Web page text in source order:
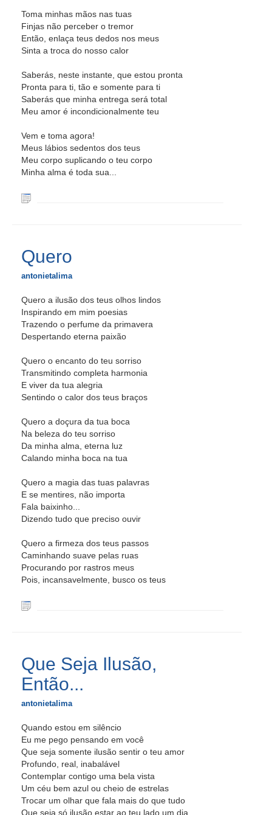
Toma minhas mãos nas tuas
Finjas não perceber o tremor
Então, enlaça teus dedos nos meus
Sinta a troca do nosso calor
Saberás, neste instante, que estou pronta
Pronta para ti, tão e somente para ti
Saberás que minha entrega será total
Meu amor é incondicionalmente teu
Vem e toma agora!
Meus lábios sedentos dos teus
Meu corpo suplicando o teu corpo
Minha alma é toda sua...
Quero
antonietalima
Quero a ilusão dos teus olhos lindos
Inspirando em mim poesias
Trazendo o perfume da primavera
Despertando eterna paixão
Quero o encanto do teu sorriso
Transmitindo completa harmonia
E viver da tua alegria
Sentindo o calor dos teus braços
Quero a doçura da tua boca
Na beleza do teu sorriso
Da minha alma, eterna luz
Calando minha boca na tua
Quero a magia das tuas palavras
E se mentires, não importa
Fala baixinho...
Dizendo tudo que preciso ouvir
Quero a firmeza dos teus passos
Caminhando suave pelas ruas
Procurando por rastros meus
Pois, incansavelmente, busco os teus
Que Seja Ilusão,
Então...
antonietalima
Quando estou em silêncio
Eu me pego pensando em você
Que seja somente ilusão sentir o teu amor
Profundo, real, inabalável
Contemplar contigo uma bela vista
Um céu bem azul ou cheio de estrelas
Trocar um olhar que fala mais do que tudo
Que seja só ilusão estar ao teu lado um dia